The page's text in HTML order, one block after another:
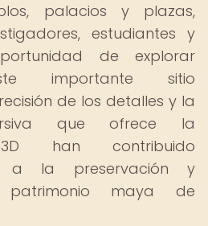
palacios y plazas,
estudiantes y
de explorar
importante sitio
de los detalles y la
que ofrece la
3D han contribuido
a la preservación y
patrimonio maya de